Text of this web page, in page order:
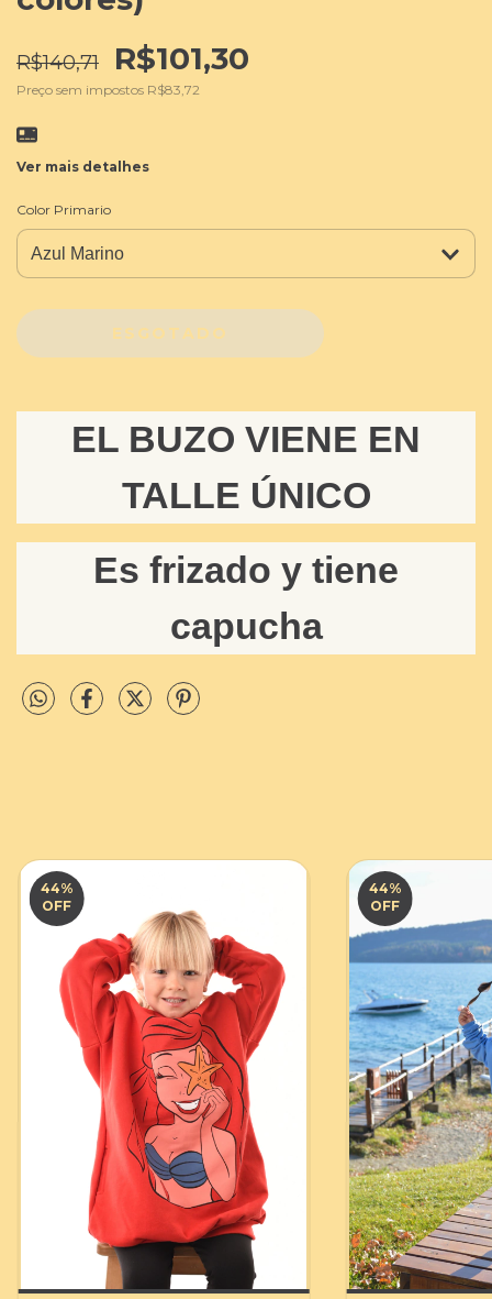
R$140,71 R$101,30
Preço sem impostos R$83,72
Ver mais detalhes
Color Primario
EL BUZO VIENE EN
TALLE ÚNICO
Es frizado y tiene
capucha
44%
OFF
44%
OFF